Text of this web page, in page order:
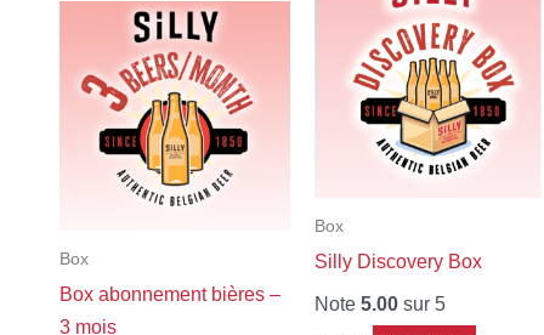
Box
Box abonnement bières –
3 mois
initial
était :
€96,00.
actuel
est :
€84,00.
Box
Silly Discovery Box
Note 5.00sur 5